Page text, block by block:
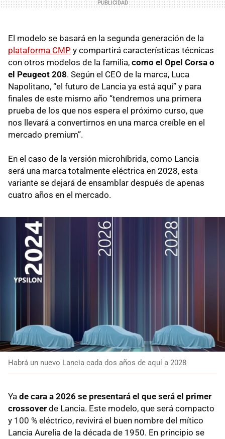
El modelo se basará en la segunda generación de la
plataforma CMP y compartirá características técnicas
con otros modelos de la familia, como el Opel Corsa o
el Peugeot 208. Según el CEO de la marca, Luca
Napolitano, “el futuro de Lancia ya está aquí” y para
finales de este mismo año “tendremos una primera
prueba de los que nos espera el próximo curso, que
nos llevará a convertirnos en una marca creíble en el
mercado premium”.
En el caso de la versión microhíbrida, como Lancia
será una marca totalmente eléctrica en 2028, esta
variante se dejará de ensamblar después de apenas
cuatro años en el mercado.
Habrá un nuevo Lancia cada dos años de aquí a 2028
Ya de cara a 2026 se presentará el que será el primer
crossover de Lancia. Este modelo, que será compacto
y 100 % eléctrico, revivirá el buen nombre del mítico
Lancia Aurelia de la década de 1950. En principio se